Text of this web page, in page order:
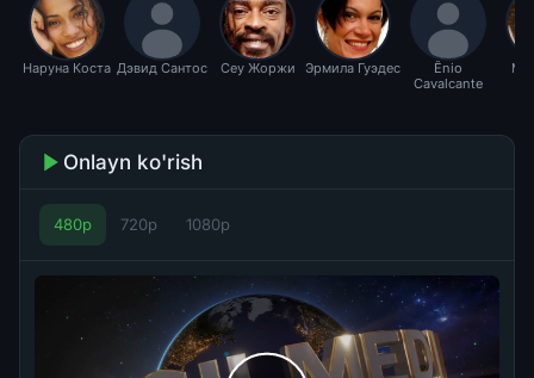
Наруна Коста Дэвид Сантос Сеу Жоржи Эрмила Гуэдес
Ênio
Cavalcante
Onlayn ko'rish
480p 720p 1080p